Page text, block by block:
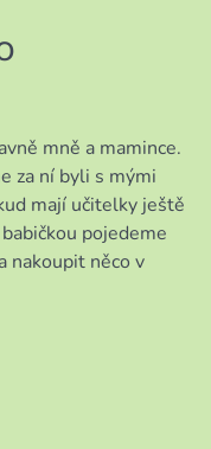
mně a mamince.
za ní byli s mými
mají učitelky ještě
pojedeme
nakoupit něco v